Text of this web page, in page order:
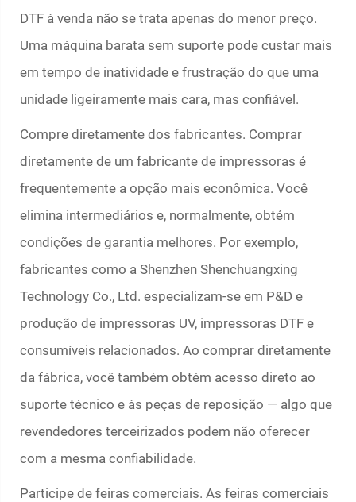
DTF à venda não se trata apenas do menor preço.
Uma máquina barata sem suporte pode custar mais
em tempo de inatividade e frustração do que uma
unidade ligeiramente mais cara, mas confiável.
Compre diretamente dos fabricantes. Comprar
diretamente de um fabricante de impressoras é
frequentemente a opção mais econômica. Você
elimina intermediários e, normalmente, obtém
condições de garantia melhores. Por exemplo,
fabricantes como a Shenzhen Shenchuangxing
Technology Co., Ltd. especializam-se em P&D e
produção de impressoras UV, impressoras DTF e
consumíveis relacionados. Ao comprar diretamente
da fábrica, você também obtém acesso direto ao
suporte técnico e às peças de reposição — algo que
revendedores terceirizados podem não oferecer
com a mesma confiabilidade.
Participe de feiras comerciais. As feiras comerciais